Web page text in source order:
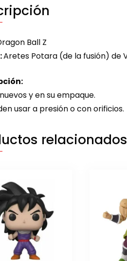
Ball Z
Aretes Potara (de la fusión) de
y en su empaque.
usar a presión o con orificios.
relacionados